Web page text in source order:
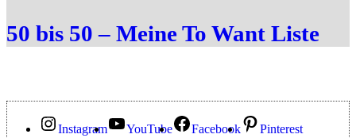
50 bis 50 – Meine To Want Liste
Instagram YouTube Facebook Pinterest